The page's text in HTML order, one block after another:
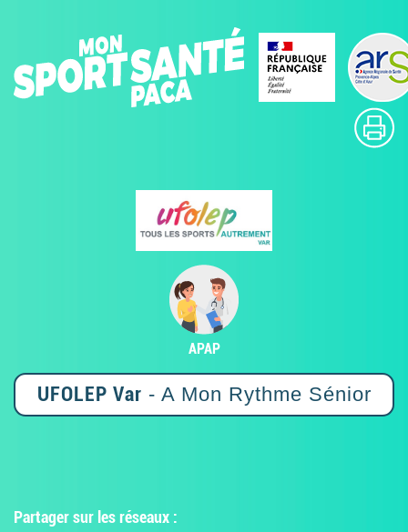
APAP
UFOLEP Var - A Mon Rythme Sénior
Partager sur les réseaux :